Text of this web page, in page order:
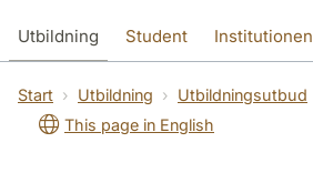
Utbildning Student Institutionen
Forskning Kontakt
Start Utbildning Utbildningsutbud
This page in English